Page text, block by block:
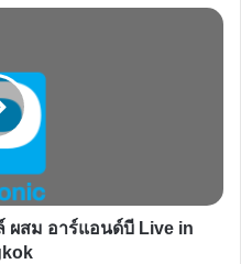
ผสม อาร์แอนด์บี Live in